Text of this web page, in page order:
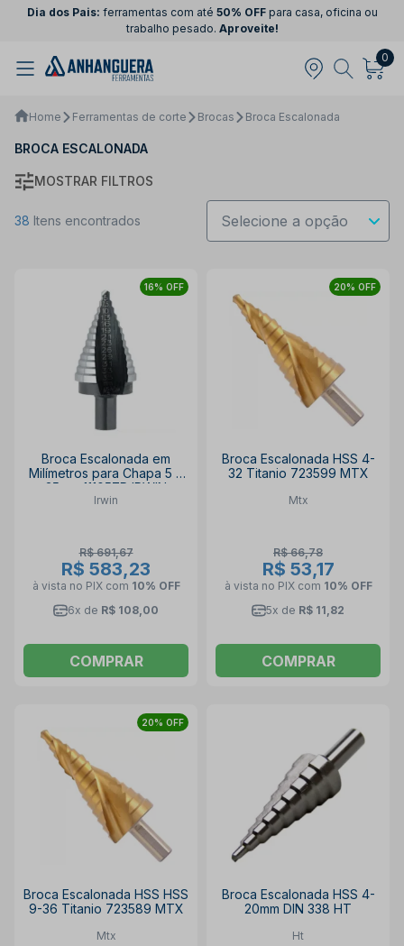
Dia dos Pais: ferramentas com até 50% OFFpara casa, oficina ou
trabalho pesado. Aproveite!
0
Home Ferramentas de corte Brocas Broca Escalonada
BROCA ESCALONADA
MOSTRAR FILTROS
38 Itens encontrados
16% OFF
Broca Escalonada em
Milímetros para Chapa 5 à
35mm 11105ZR IRWIN
Irwin
R$ 691,67
R$ 583,23
à vista no PIX com 10% OFF
6x de R$ 108,00
COMPRAR
20% OFF
Broca Escalonada HSS 4-
32 Titanio 723599 MTX
Mtx
R$ 66,78
R$ 53,17
à vista no PIX com 10% OFF
5x de R$ 11,82
COMPRAR
20% OFF
Broca Escalonada HSS HSS
9-36 Titanio 723589 MTX
Mtx
Broca Escalonada HSS 4-
20mm DIN 338 HT
Ht